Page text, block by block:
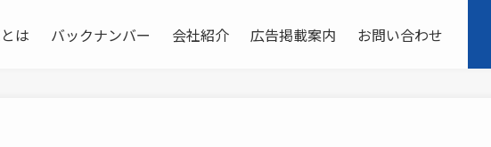
は バックナンバー 会社紹介 広告掲載案内 お問い合わせ